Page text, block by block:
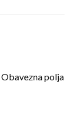
Obavezna polja